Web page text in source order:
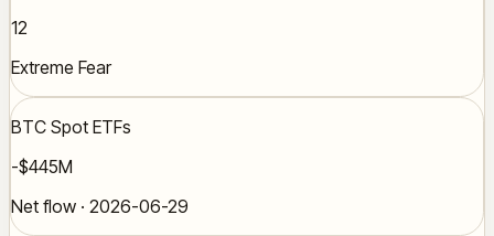
12
Extreme Fear
BTC Spot ETFs
-$445M
Net flow · 2026-06-29